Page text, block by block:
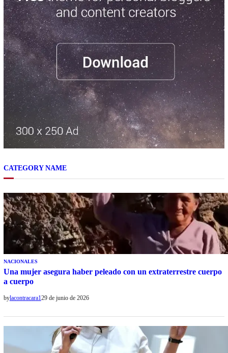
CATEGORY NAME
NACIONALES
Una mujer asegura haber peleado con un extraterrestre cuerpo
a cuerpo
bylacontracara129 de junio de 2026